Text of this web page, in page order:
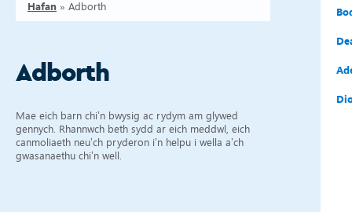
Hafan » Adborth
Adborth
Mae eich barn chi’n bwysig ac rydym am glywed
gennych. Rhannwch beth sydd ar eich meddwl, eich
canmoliaeth neu’ch pryderon i’n helpu i wella a’ch
gwasanaethu chi’n well.